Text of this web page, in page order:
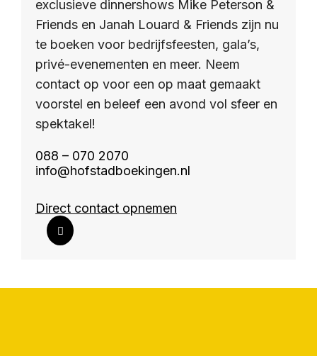
exclusieve dinnershows Mike Peterson &
Friends en Janah Louard & Friends zijn nu
te boeken voor bedrijfsfeesten, gala’s,
privé-evenementen en meer. Neem
contact op voor een op maat gemaakt
voorstel en beleef een avond vol sfeer en
spektakel!
088 – 070 2070
info@hofstadboekingen.nl
Direct contact opnemen